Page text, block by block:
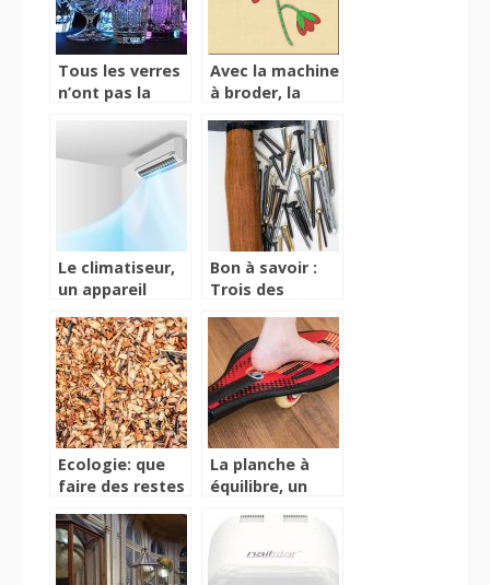
Tous les verres
n’ont pas la
Avec la machine
à broder, la
une véritable
partie de plaisir!
Le climatiseur,
un appareil
fraîcheur en
période de
chaleur
Bon à savoir :
Trois des
de cloueurs
Ecologie: que
faire des restes
jardinage?
La planche à
équilibre, un
amélioratif des
conditions
d’équilibre